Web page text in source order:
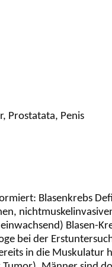
Prostatata, Penis
Blasenkrebs
Blasen-
bei der
in die Muskulatur